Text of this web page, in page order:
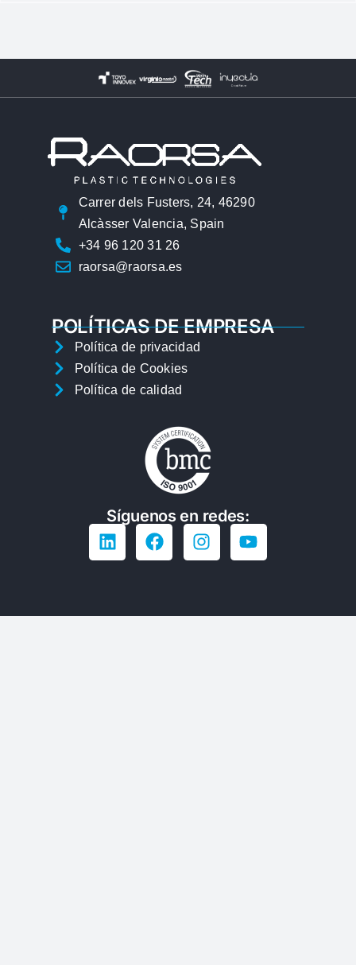
Carrer dels Fusters, 24, 46290
Alcàsser Valencia, Spain
+34 96 120 31 26
raorsa@raorsa.es
POLÍTICAS DE EMPRESA
Política de privacidad
Política de Cookies
Política de calidad
Síguenos en redes: